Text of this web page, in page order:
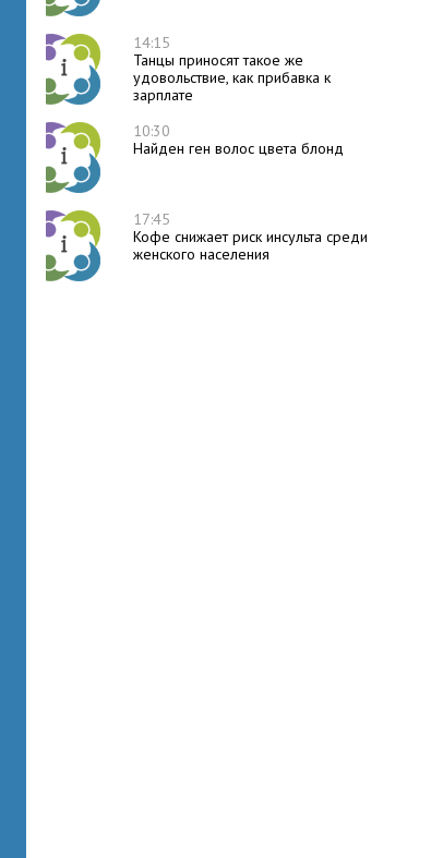
14:15
Танцы приносят такое же
удовольствие, как прибавка к
зарплате
10:30
Найден ген волос цвета блонд
17:45
Кофе снижает риск инсульта среди
женского населения